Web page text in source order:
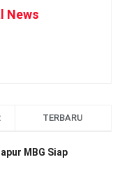
News
TERBARU
MBG Siap